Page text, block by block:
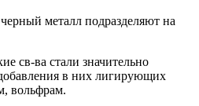
металл подразделяют на
св-ва стали значительно
в них лигирующих
вольфрам.